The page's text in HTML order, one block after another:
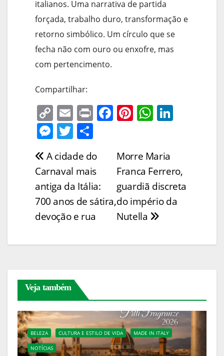
italianos. Uma narrativa de partida
forçada, trabalho duro, transformação e
retorno simbólico. Um círculo que se
fecha não com ouro ou enxofre, mas
com pertencimento.
Compartilhar:
C
o
p
y
Li
n
k
E
m
ai
l
Pr F
e
b
o
o
k
Pi
e
st
W
s
A
p
p
dI
n
M
e
ss
e
n
g
er
T
w
itt
er
ar
e
Navegação
de
Post
Morre Maria
Franca Ferrero,
guardiã discreta
do império da
Nutella
A cidade do
Carnaval mais
antiga da Itália:
700 anos de sátira,
devoção e rua
Veja também
BELEZA CULTURA E ESTILO DE VIDA MADE IN ITALY
NOTÍCIAS